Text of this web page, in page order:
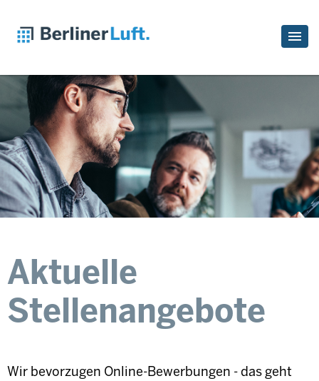
Aktuelle
Stellenangebote
Wir bevorzugen Online-Bewerbungen - das geht